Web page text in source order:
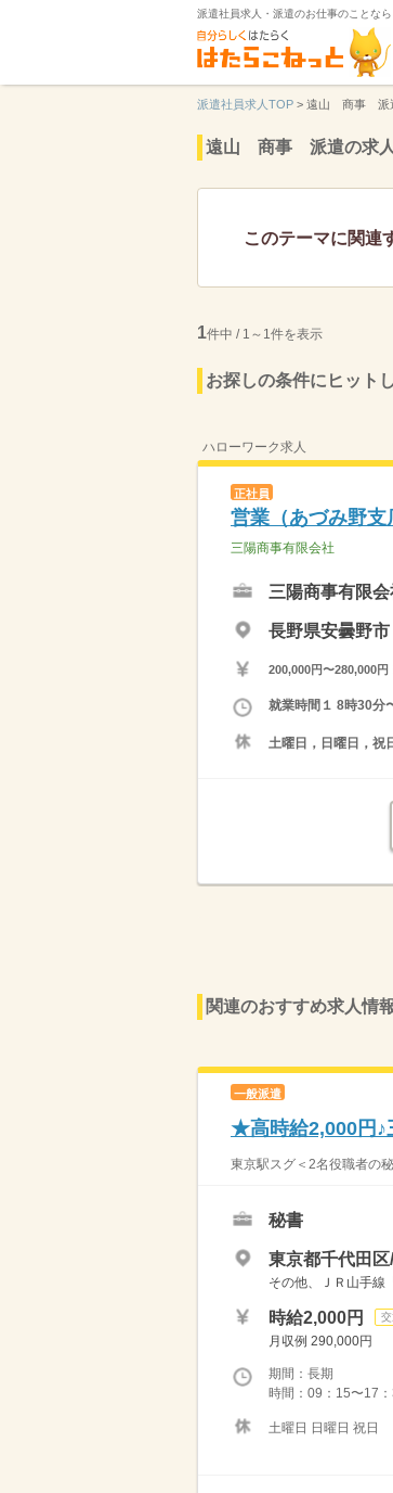
派遣社員求人・派遣のお仕事のことなら
派遣社員求人TOP > 遠山 商事 派
遠山 商事 派遣の求
このテーマに関連
1件中 / 1～1件を表示
お探しの条件にヒット
ハローワーク求人
正社員
営業（あづみ野支
三陽商事有限会社
三陽商事有限会
長野県安曇野市
200,000円〜280,000
就業時間１ 8時30分
土曜日，日曜日，祝
関連のおすすめ求人情
一般派遣
★高時給2,000円♪
東京駅スグ＜2名役職者の
秘書
東京都千代田区
その他、ＪＲ山手線
時給2,000円
月収例 290,000円
期間：長期
時間：09：15〜17
土曜日 日曜日 祝日